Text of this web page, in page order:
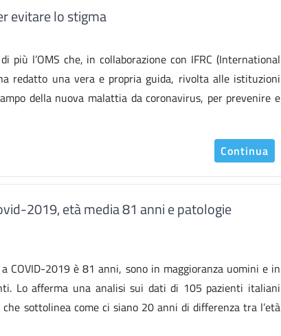
evitare lo stigma
l’OMS che, in collaborazione con IFRC (International
redatto una vera e propria guida, rivolta alle istituzioni
della nuova malattia da coronavirus, per prevenire e
Continua
2019, età media 81 anni e patologie
COVID-2019 è 81 anni, sono in maggioranza uomini e in
Lo afferma una analisi sui dati di 105 pazienti italiani
sottolinea come ci siano 20 anni di differenza tra l’età